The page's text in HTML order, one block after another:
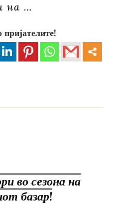
на …
пријателите!
во сезона на
базар!